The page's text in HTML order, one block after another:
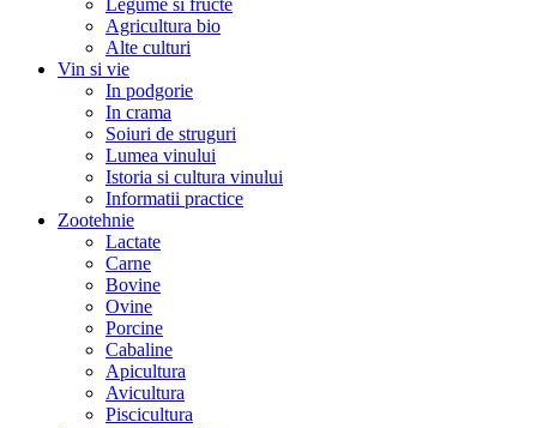
Legume si fructe
Agricultura bio
Alte culturi
Vin si vie
In podgorie
In crama
Soiuri de struguri
Lumea vinului
Istoria si cultura vinului
Informatii practice
Zootehnie
Lactate
Carne
Bovine
Ovine
Porcine
Cabaline
Apicultura
Avicultura
Piscicultura